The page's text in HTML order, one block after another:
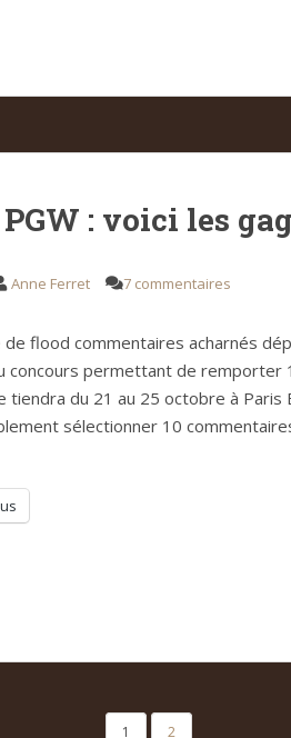
: voici les
Anne Ferret 7 commentaires
de flood commentaires acharnés
concours permettant de remporter
tiendra du 21 au 25 octobre à Paris
sélectionner 10
1 2